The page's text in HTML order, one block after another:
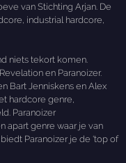
van Stichting Arjan. De
industrial hardcore,
niets tekort komen.
en Paranoizer.
Bart Jenniskens en Alex
hardcore genre,
Paranoizer
apart genre waar je van
Paranoizer je de ‘top of